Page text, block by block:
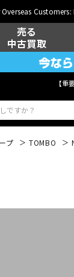
売る
中古買取
【
プ TOMBO